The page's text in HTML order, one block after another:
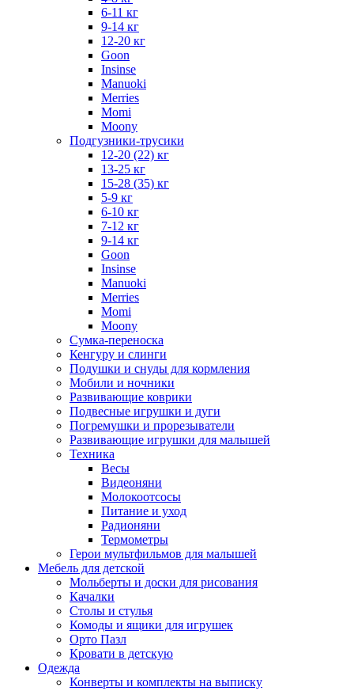
6-11 кг
9-14 кг
12-20 кг
Goon
Insinse
Manuoki
Merries
Momi
Moony
Подгузники-трусики
12-20 (22) кг
13-25 кг
15-28 (35) кг
5-9 кг
6-10 кг
7-12 кг
9-14 кг
Goon
Insinse
Manuoki
Merries
Momi
Moony
Сумка-переноска
Кенгуру и слинги
Подушки и снуды для кормления
Мобили и ночники
Развивающие коврики
Подвесные игрушки и дуги
Погремушки и прорезыватели
Развивающие игрушки для малышей
Техника
Весы
Видеоняни
Молокоотсосы
Питание и уход
Радионяни
Термометры
Герои мультфильмов для малышей
Мебель для детской
Мольберты и доски для рисования
Качалки
Столы и стулья
Комоды и ящики для игрушек
Орто Пазл
Кровати в детскую
Одежда
Конверты и комплекты на выписку